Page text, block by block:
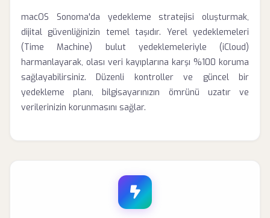
macOS Sonoma'da yedekleme stratejisi oluşturmak,
dijital güvenliğinizin temel taşıdır. Yerel yedeklemeleri
(Time Machine) bulut yedeklemeleriyle (iCloud)
harmanlayarak, olası veri kayıplarına karşı %100 koruma
sağlayabilirsiniz. Düzenli kontroller ve güncel bir
yedekleme planı, bilgisayarınızın ömrünü uzatır ve
verilerinizin korunmasını sağlar.